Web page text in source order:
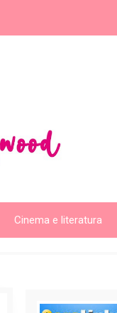
Cinema e literatura